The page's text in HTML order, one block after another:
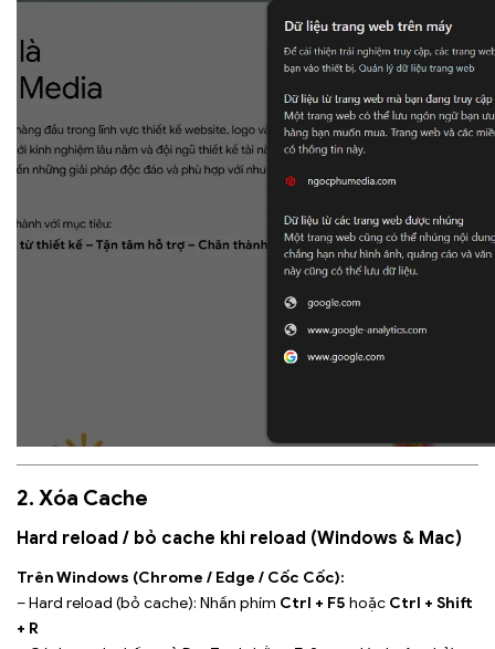
2. Xóa Cache
Hard reload / bỏ cache khi reload (Windows & Mac)
Trên Windows (Chrome / Edge / Cốc Cốc):
– Hard reload (bỏ cache): Nhấn phím Ctrl + F5 hoặc Ctrl + Shift
+ R